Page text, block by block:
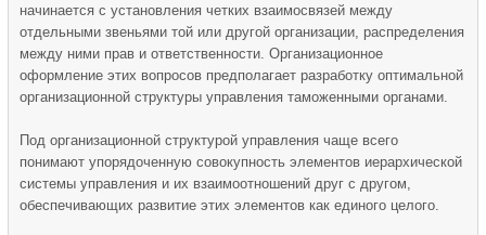
начинается с установления четких взаимосвязей между
отдельными звеньями той или другой организации, распределения
между ними прав и ответственности. Организационное
оформление этих вопросов предполагает разработку оптималь­ной
организационной структуры управления таможенными ор­ганами.
Под организационной структурой управления чаще всего
понимают упорядоченную совокупность элементов иерархической
системы управления и их взаимоотношений друг с другом,
обеспечивающих развитие этих элементов как единого целого.